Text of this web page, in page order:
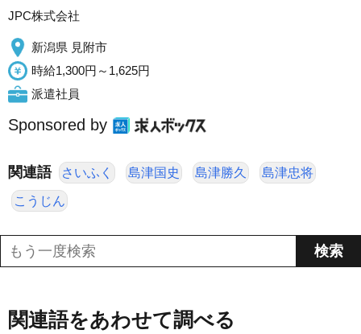
JPC株式会社
新潟県 見附市
時給1,300円～1,625円
派遣社員
Sponsored by
関連語 さいふく 島津国史 島津勝久 島津忠将
こうじん
関連語をあわせて調べる